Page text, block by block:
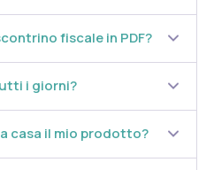
è divisibile.
fuori dalla portata dei bambini di
non vanno intesi come sostituti di una
stile di vita sano.
fiscale in PDF?
i giorni?
casa il mio prodotto?